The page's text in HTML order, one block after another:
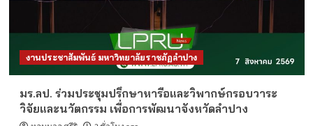
งานประชาสัมพันธ์ มหาวิทยาลัยราชภัฏลำปาง
มร.ลป. ร่วมประชุมปรึกษาหารือและวิพากษ์กรอบวาระ
วิจัยและนวัตกรรม เพื่อการพัฒนาจังหวัดลำปาง